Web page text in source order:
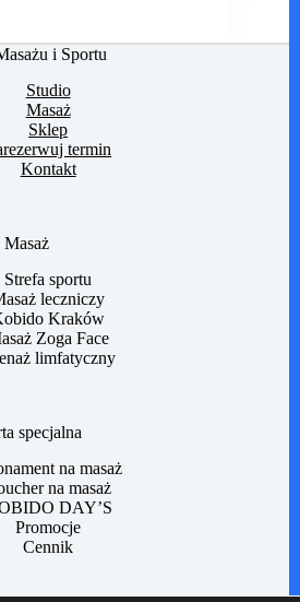
i Sportu
Studio
Masaż
Sklep
termin
Kontakt
Masaż
Strefa sportu
leczniczy
Kraków
Zoga Face
limfatyczny
specjalna
na masaż
na masaż
DAY’S
Promocje
Cennik